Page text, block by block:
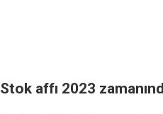
Stok affı 2023